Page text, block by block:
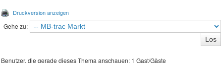
Druckversion anzeigen
Gehe zu:
Benutzer, die gerade dieses Thema anschauen: 1 Gast/Gäste